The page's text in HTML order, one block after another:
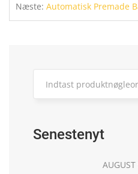
Næste: Automatisk Premade Bag Emballage
Senestenyt